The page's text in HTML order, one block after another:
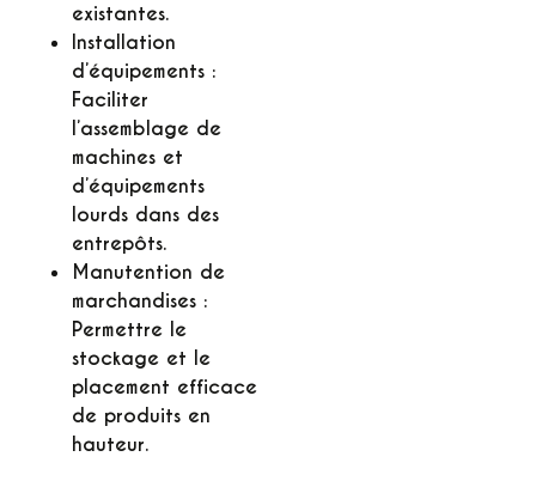
existantes.
Installation
d’équipements :
Faciliter
l’assemblage de
machines et
d’équipements
lourds dans des
entrepôts.
Manutention de
marchandises :
Permettre le
stockage et le
placement efficace
de produits en
hauteur.